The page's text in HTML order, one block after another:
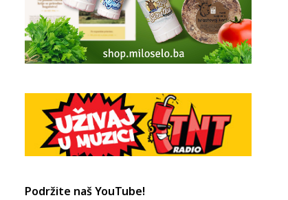
Podržite naš YouTube!